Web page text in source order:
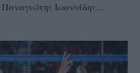
Ιωαννίδης...